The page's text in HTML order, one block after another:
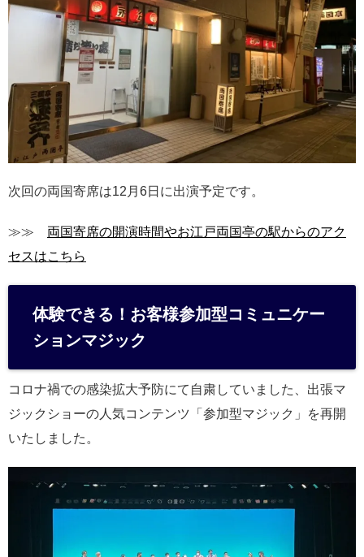
次回の両国寄席は12月6日に出演予定です。
≫≫ 両国寄席の開演時間やお江戸両国亭の駅からのアク
セスはこちら
体験できる！お客様参加型コミュニケー
ションマジック
コロナ禍での感染拡大予防にて自粛していました、出張マ
ジックショーの人気コンテンツ「参加型マジック」を再開
いたしました。